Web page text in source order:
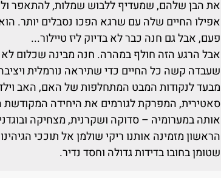
את הבן שלהם, שמעדיף ללבוש שמלות, להתאפר
אפילו החיים שלה עם שרגא הפכו נסבלים יותר.
פעם, אבל גם חנה כבר לא בדיוק ליז טיילור...
אבל הרגע הזה חולף במהרה. חנה מבינה שכלום
שעבדה קשה כל החיים כדי שתיראה נורמלית
מבעד לנקודות המבט המתחלפות של האם, האב
סאטירית, המפרקת לגורמים את היחידה
אותה במערומיה – סדוקה ושקרנית, מצחיקה
הראשון מזמינה אותנו ריקי שולמן אל תוככי
שטומן בחובו בדידות גדולה וחסד נדיר.